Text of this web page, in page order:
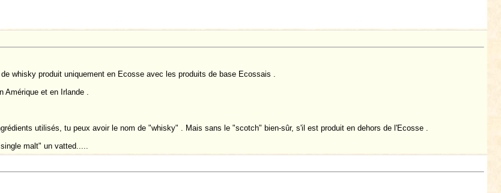
whisky produit uniquement en Ecosse avec les produits de base Ecossais .
Amérique et en Irlande .
utilisés, tu peux avoir le nom de "whisky" . Mais sans le "scotch" bien-sûr, s'il est produit en dehors de l'Ecosse .
malt" un vatted.....